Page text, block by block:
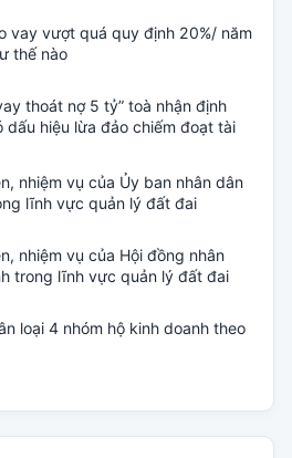
vay vượt quá quy định 20%/ năm
thế nào
thoát nợ 5 tỷ” toà nhận định
dấu hiệu lừa đảo chiếm đoạt tài
nhiệm vụ của Ủy ban nhân dân
lĩnh vực quản lý đất đai
nhiệm vụ của Hội đồng nhân
trong lĩnh vực quản lý đất đai
loại 4 nhóm hộ kinh doanh theo